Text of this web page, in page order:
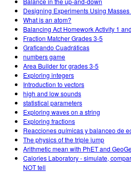
Designing Experiments Using
What is an atom?
Balancing Act Homework Activity 1
Fraction Matcher Grades 3-5
Graficando Cuadráticas
numbers game
Area Builder for grades 3-5
Exploring integers
Introduction to vectors
high and low sounds
statistical parameters
Exploring waves on a string
Exploring fractions
Reacciones químicas y balanceo de
The physics of the triple jump
Arithmetic mean with PhET and
Calories Laboratory - simulate,
NOT tell